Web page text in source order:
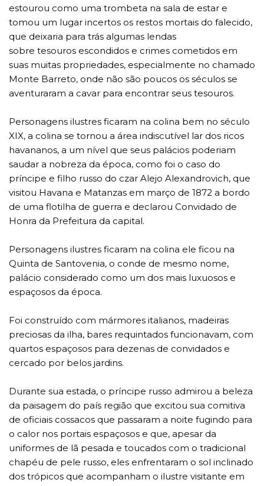
estourou como uma trombeta na sala de estar e
tomou um lugar incertos os restos mortais do falecido,
que deixaria para trás algumas lendas
sobre tesouros escondidos e crimes cometidos em
suas muitas propriedades, especialmente no chamado
Monte Barreto, onde não são poucos os séculos se
aventuraram a cavar para encontrar seus tesouros.
Personagens ilustres ficaram na colina bem no século
XIX, a colina se tornou a área indiscutível lar dos ricos
havananos, a um nível que seus palácios poderiam
saudar a nobreza da época, como foi o caso do
príncipe e filho russo do czar Alejo Alexandrovich, que
visitou Havana e Matanzas em março de 1872 a bordo
de uma flotilha de guerra e declarou Convidado de
Honra da Prefeitura da capital.
Personagens ilustres ficaram na colina ele ficou na
Quinta de Santovenia, o conde de mesmo nome,
palácio considerado como um dos mais luxuosos e
espaçosos da época.
Foi construído com mármores italianos, madeiras
preciosas da ilha, bares requintados funcionavam, com
quartos espaçosos para dezenas de convidados e
cercado por belos jardins.
Durante sua estada, o príncipe russo admirou a beleza
da paisagem do país região que excitou sua comitiva
de oficiais cossacos que passaram a noite fugindo para
o calor nos portais espaçosos e que, apesar da
uniformes de lã pesada e toucados com o tradicional
chapéu de pele russo, eles enfrentaram o sol inclinado
dos trópicos que acompanham o ilustre visitante em